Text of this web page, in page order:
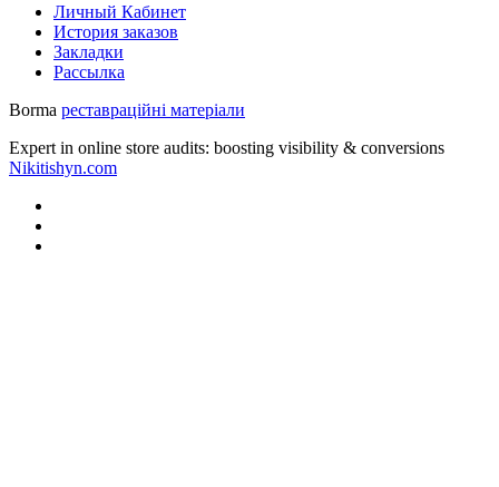
Личный Кабинет
История заказов
Закладки
Рассылка
Borma реставраційні матеріали
Expert in online store audits: boosting visibility & conversions
Nikitishyn.com